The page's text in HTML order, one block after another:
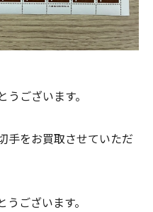
ございます。
手をお買取させていただ
ございます。